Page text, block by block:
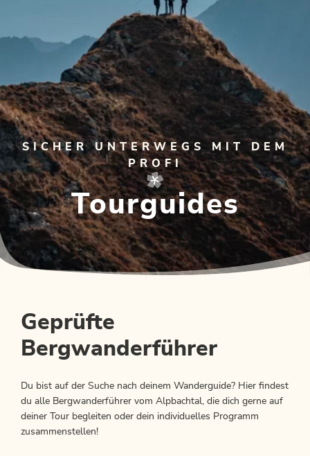
SICHER UNTERWEGS MIT DEM
PROFI
Tourguides
Geprüfte
Bergwanderführer
Du bist auf der Suche nach deinem Wanderguide? Hier findest
du alle Bergwanderführer vom Alpbachtal, die dich gerne auf
deiner Tour begleiten oder dein individuelles Programm
zusammenstellen!